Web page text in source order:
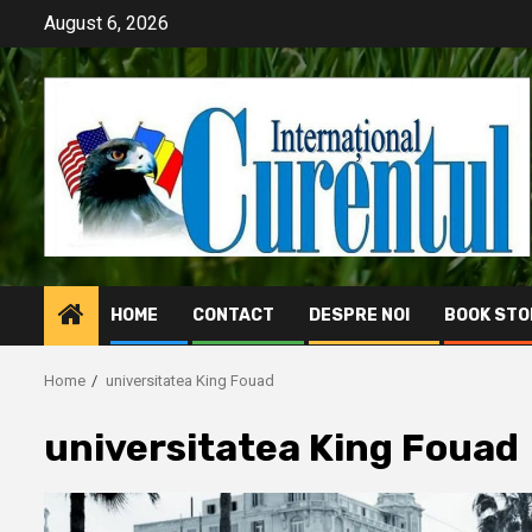
content
August 6, 2026
HOME CONTACT DESPRE NOI BOOK
Home universitatea King Fouad
universitatea King Fouad